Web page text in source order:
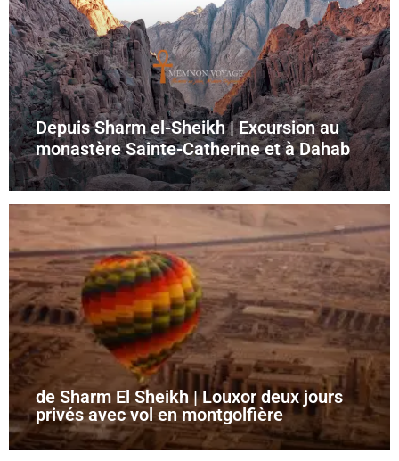
Depuis Sharm el-Sheikh | Excursion au
monastère Sainte-Catherine et à Dahab
de Sharm El Sheikh | Louxor deux jours
privés avec vol en montgolfière